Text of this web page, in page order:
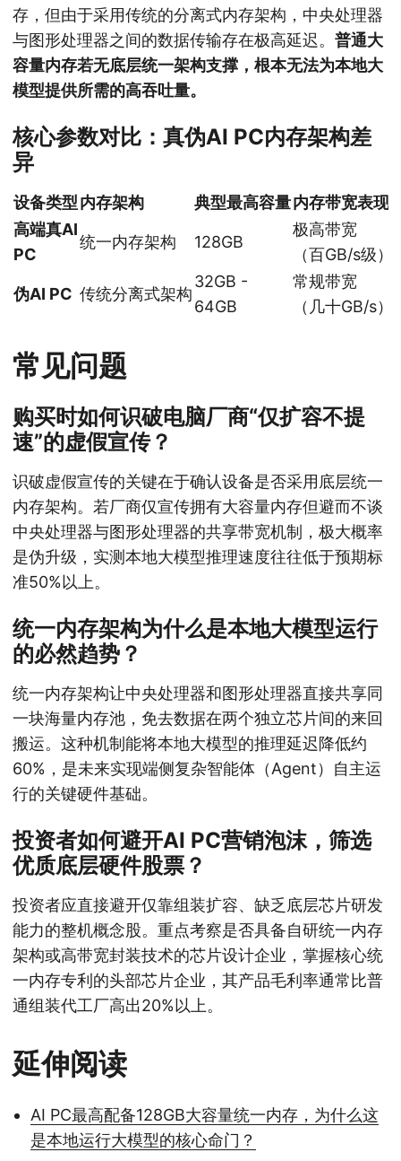
存，但由于采用传统的分离式内存架构，中央处理器
与图形处理器之间的数据传输存在极高延迟。 普通大
容量内存若无底层统一架构支撑，根本无法为本地大
模型提供所需的高吞吐量。
核心参数对比：真伪AI PC内存架构差
异
设备类型内存架构 典型最高容量内存带宽表现
高端真AI
PC
统一内存架构 128GB
极高带宽
（百GB/s级）
伪AI PC 传统分离式架构
32GB -
64GB
常规带宽
（几十GB/s）
常见问题
购买时如何识破电脑厂商“仅扩容不提
速”的虚假宣传？
识破虚假宣传的关键在于确认设备是否采用底层统一
内存架构。若厂商仅宣传拥有大容量内存但避而不谈
中央处理器与图形处理器的共享带宽机制，极大概率
是伪升级，实测本地大模型推理速度往往低于预期标
准50%以上。
统一内存架构为什么是本地大模型运行
的必然趋势？
统一内存架构让中央处理器和图形处理器直接共享同
一块海量内存池，免去数据在两个独立芯片间的来回
搬运。这种机制能将本地大模型的推理延迟降低约
60%，是未来实现端侧复杂智能体（Agent）自主运
行的关键硬件基础。
投资者如何避开AI PC营销泡沫，筛选
优质底层硬件股票？
投资者应直接避开仅靠组装扩容、缺乏底层芯片研发
能力的整机概念股。重点考察是否具备自研统一内存
架构或高带宽封装技术的芯片设计企业，掌握核心统
一内存专利的头部芯片企业，其产品毛利率通常比普
通组装代工厂高出20%以上。
延伸阅读
AI PC最高配备128GB大容量统一内存，为什么这
是本地运行大模型的核心命门？